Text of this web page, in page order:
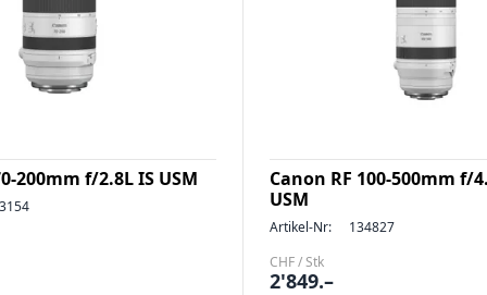
200mm f/2.8L IS USM
Canon RF 100-500mm f/
USM
Artikel-Nr:
134827
CHF / Stk
2'849.–